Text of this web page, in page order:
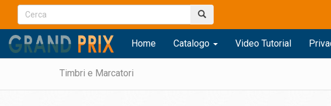
Home Catalogo Video Tutorial
Timbri e Marcatori